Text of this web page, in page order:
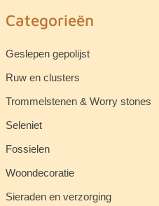
Categorieën
Geslepen gepolijst
Ruw en clusters
Trommelstenen & Worry stones
Seleniet
Fossielen
Woondecoratie
Sieraden en verzorging